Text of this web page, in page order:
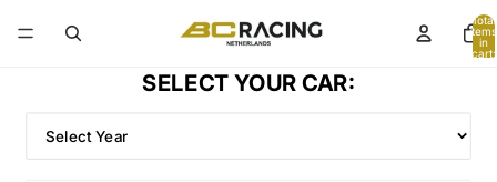
Total
items
in
cart:
SELECT YOUR CAR: